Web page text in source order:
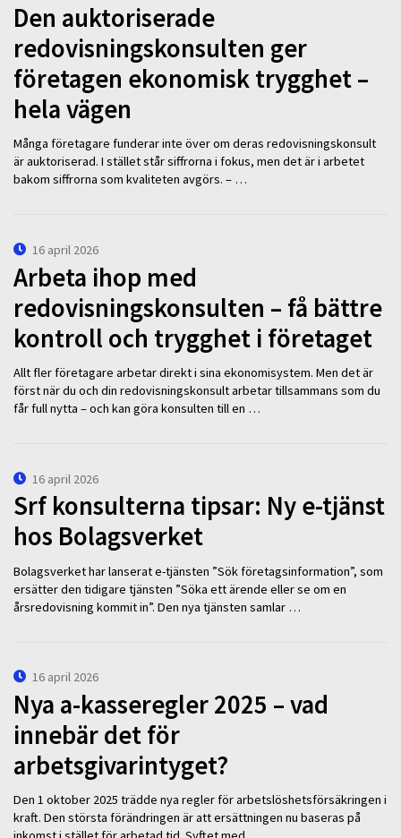
Den auktoriserade
redovisningskonsulten ger
företagen ekonomisk trygghet –
hela vägen
Många företagare funderar inte över om deras redovisningskonsult
är auktoriserad. I stället står siffrorna i fokus, men det är i arbetet
bakom siffrorna som kvaliteten avgörs. – …
16 april 2026
Arbeta ihop med
redovisningskonsulten – få bättre
kontroll och trygghet i företaget
Allt fler företagare arbetar direkt i sina ekonomisystem. Men det är
först när du och din redovisningskonsult arbetar tillsammans som du
får full nytta – och kan göra konsulten till en …
16 april 2026
Srf konsulterna tipsar: Ny e-tjänst
hos Bolagsverket
Bolagsverket har lanserat e-tjänsten ”Sök företagsinformation”, som
ersätter den tidigare tjänsten ”Söka ett ärende eller se om en
årsredovisning kommit in”. Den nya tjänsten samlar …
16 april 2026
Nya a-kasseregler 2025 – vad
innebär det för
arbetsgivarintyget?
Den 1 oktober 2025 trädde nya regler för arbetslöshetsförsäkringen i
kraft. Den största förändringen är att ersättningen nu baseras på